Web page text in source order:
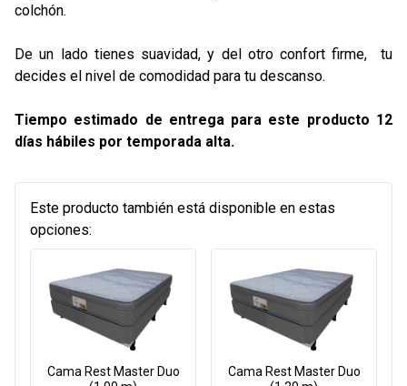
colchón.
De un lado tienes suavidad, y del otro confort firme, tu
decides el nivel de comodidad para tu descanso.
Tiempo estimado de entrega para este producto 12
días hábiles por temporada alta.
Este producto también está disponible en estas
opciones:
Cama Rest Master Duo
Cama Rest Master Duo